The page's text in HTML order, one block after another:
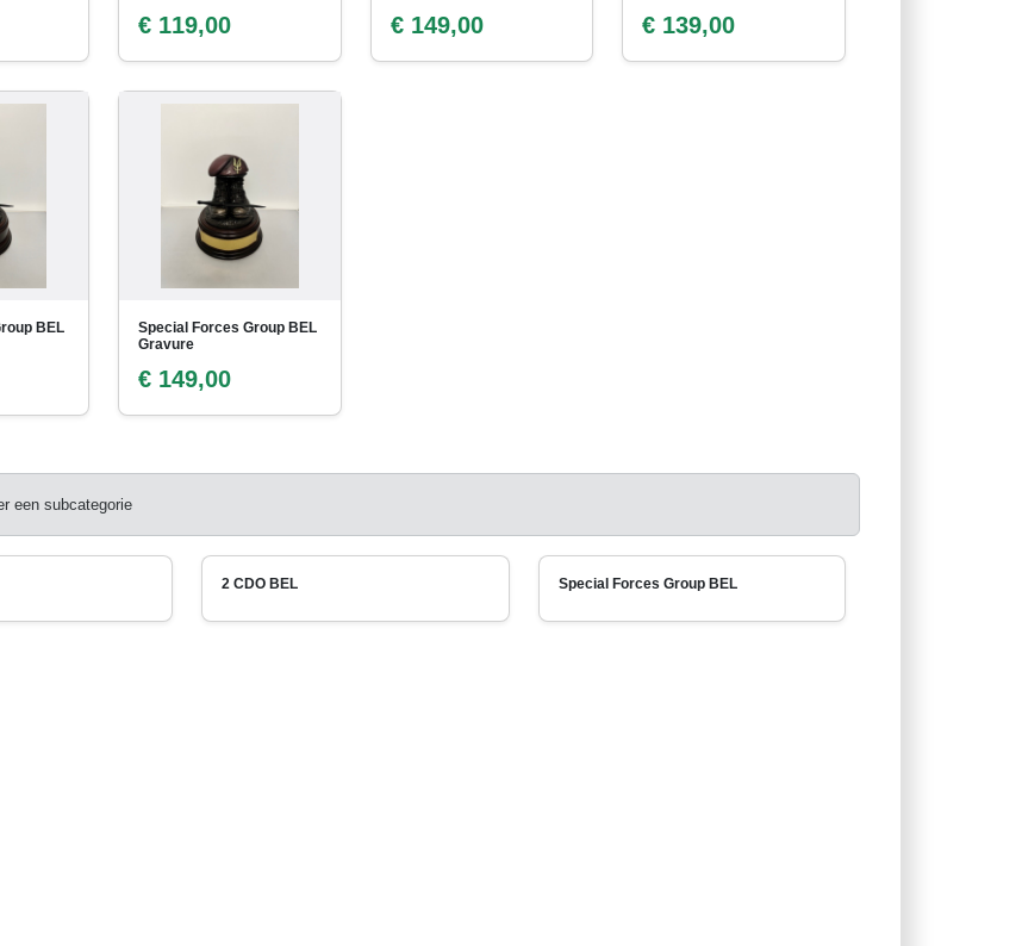
€ 119,00 € 149,00 € 139,00
BEL
Special Forces Group BEL
Gravure
€ 149,00
een subcategorie
2 CDO BEL Special Forces Group BEL